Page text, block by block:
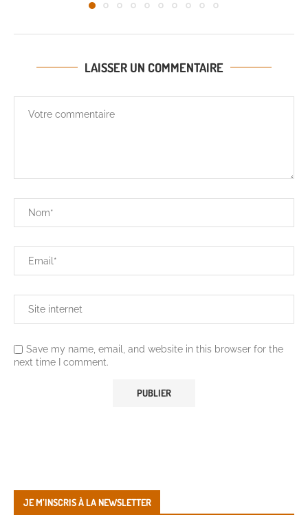
LAISSER UN COMMENTAIRE
Save my name, email, and website in this browser for the
next time I comment.
JE M’INSCRIS À LA NEWSLETTER